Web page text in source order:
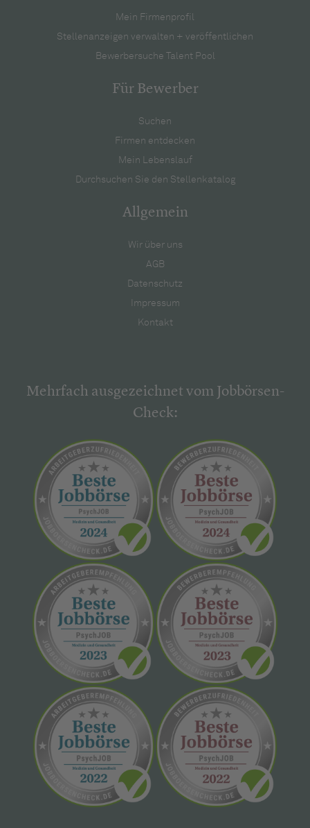
Mein Firmenprofil
Stellenanzeigen verwalten + veröffentlichen
Bewerbersuche Talent Pool
Für Bewerber
Suchen
Firmen entdecken
Mein Lebenslauf
Durchsuchen Sie den Stellenkatalog
Allgemein
Wir über uns
AGB
Datenschutz
Impressum
Kontakt
Mehrfach ausgezeichnet vom Jobbörsen-
Check: